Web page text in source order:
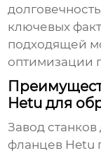
ключевых
подходящей
оптимизации
Hetu для
Завод
фланцев Hetu